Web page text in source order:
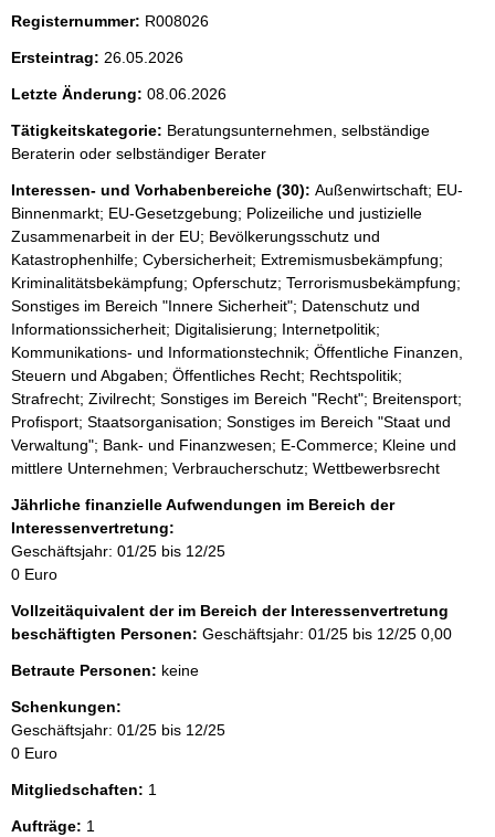
Registernummer: R008026
Ersteintrag: 26.05.2026
Letzte Änderung: 08.06.2026
Tätigkeitskategorie: Beratungsunternehmen, selbständige
Beraterin oder selbständiger Berater
Interessen- und Vorhabenbereiche (30): Außenwirtschaft; EU-
Binnenmarkt; EU-Gesetzgebung; Polizeiliche und justizielle
Zusammenarbeit in der EU; Bevölkerungsschutz und
Katastrophenhilfe; Cybersicherheit; Extremismusbekämpfung;
Kriminalitätsbekämpfung; Opferschutz; Terrorismusbekämpfung;
Sonstiges im Bereich "Innere Sicherheit"; Datenschutz und
Informationssicherheit; Digitalisierung; Internetpolitik;
Kommunikations- und Informationstechnik; Öffentliche Finanzen,
Steuern und Abgaben; Öffentliches Recht; Rechtspolitik;
Strafrecht; Zivilrecht; Sonstiges im Bereich "Recht"; Breitensport;
Profisport; Staatsorganisation; Sonstiges im Bereich "Staat und
Verwaltung"; Bank- und Finanzwesen; E-Commerce; Kleine und
mittlere Unternehmen; Verbraucherschutz; Wettbewerbsrecht
Jährliche finanzielle Aufwendungen im Bereich der
Interessenvertretung:
Geschäftsjahr: 01/25 bis 12/25
0 Euro
Vollzeitäquivalent der im Bereich der Interessenvertretung
beschäftigten Personen: Geschäftsjahr: 01/25 bis 12/25 0,00
Betraute Personen: keine
Schenkungen:
Geschäftsjahr: 01/25 bis 12/25
0 Euro
Mitgliedschaften: 1
Aufträge: 1